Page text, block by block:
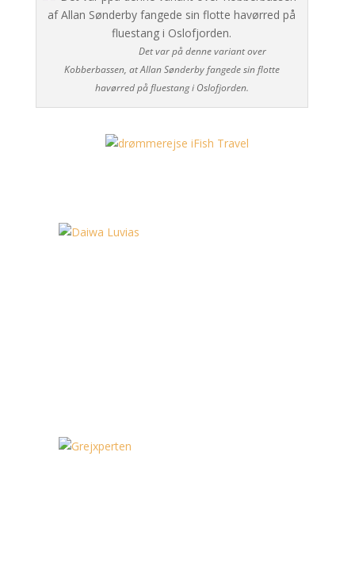
Det var på denne variant over
Kobberbassen, at Allan Sønderby fangede sin flotte
havørred på fluestang i Oslofjorden.